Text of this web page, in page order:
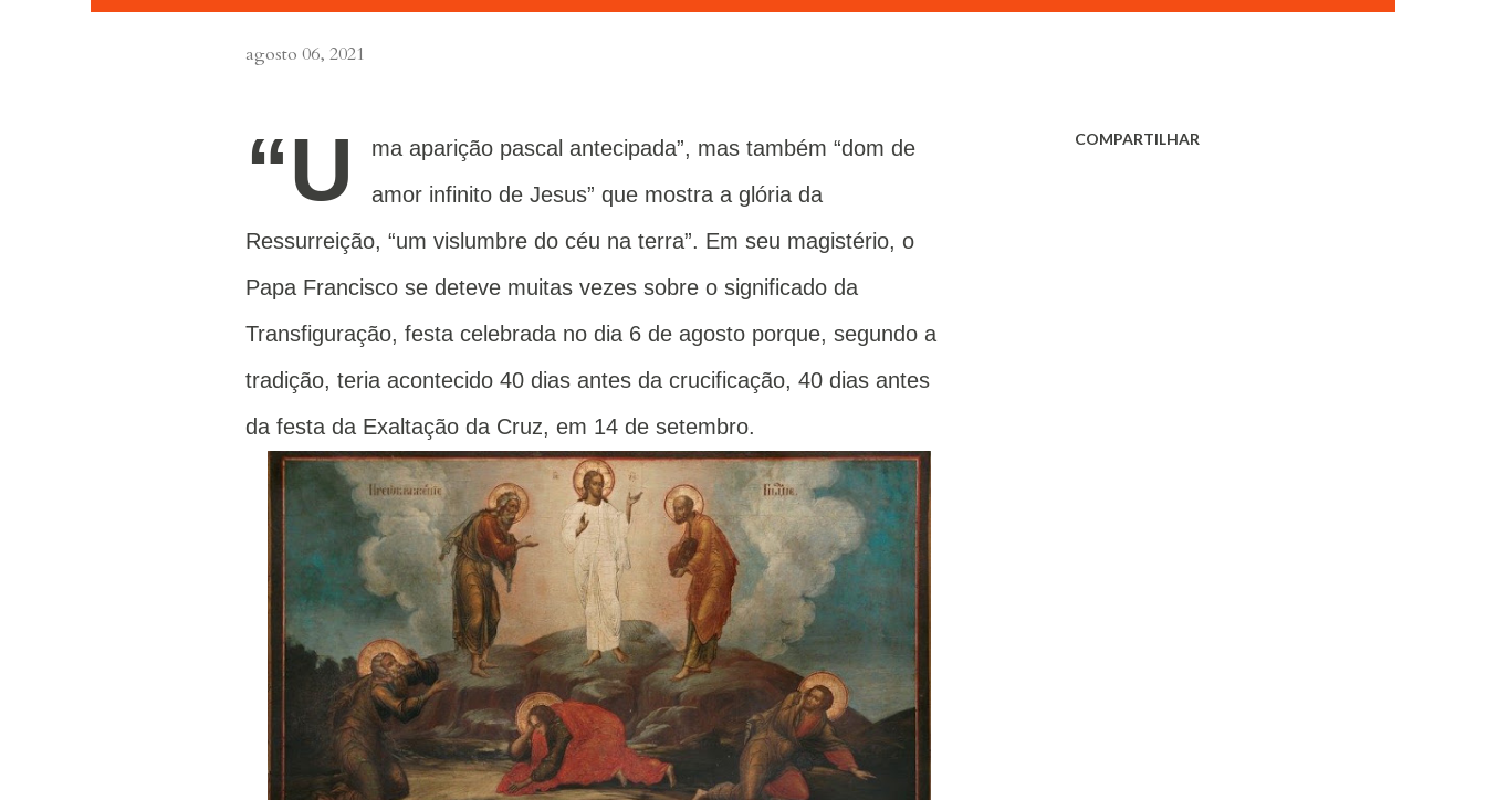
agosto 06, 2021
“U
ma aparição pascal antecipada”, mas também “dom de
amor infinito de Jesus” que mostra a glória da
Ressurreição, “um vislumbre do céu na terra”. Em seu magistério, o
Papa Francisco se deteve muitas vezes sobre o significado da
Transfiguração, festa celebrada no dia 6 de agosto porque, segundo a
tradição, teria acontecido 40 dias antes da crucificação, 40 dias antes
da festa da Exaltação da Cruz, em 14 de setembro.
COMPARTILHAR